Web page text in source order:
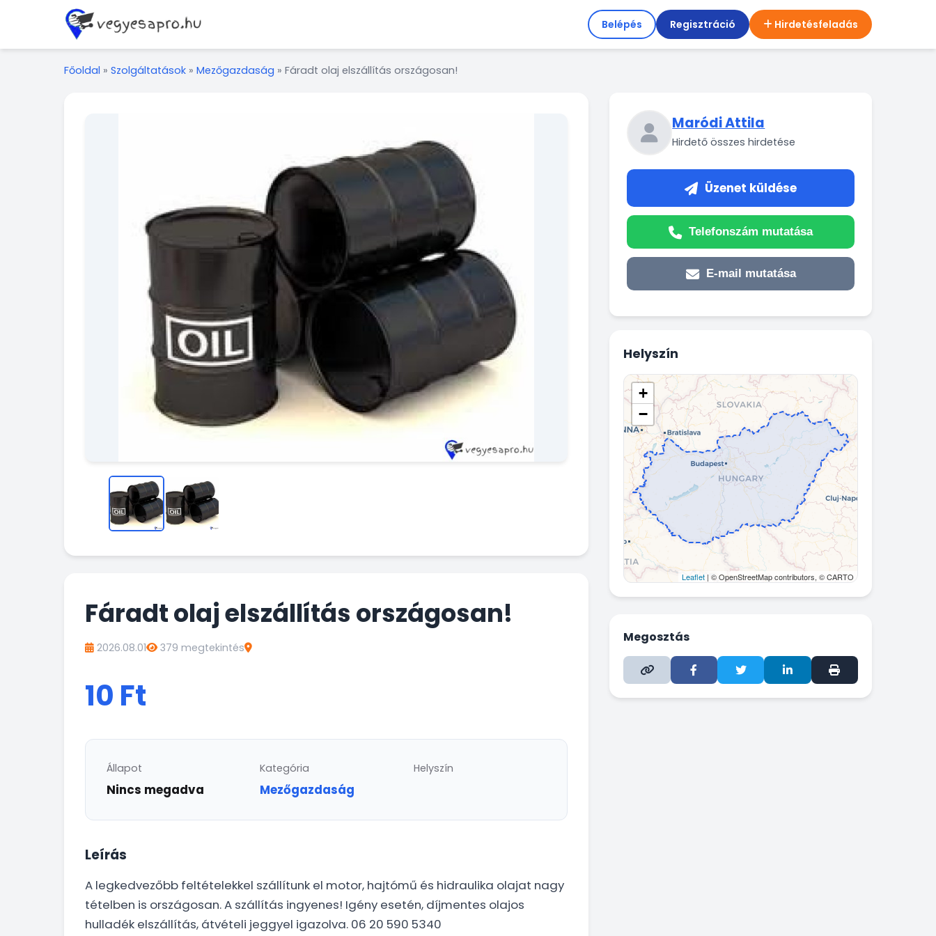
Belépés Regisztráció Hirdetésfeladás
Főoldal » Szolgáltatások » Mezőgazdaság » Fáradt olaj elszállítás országosan!
Fáradt olaj elszállítás országosan!
2026.08.01 379 megtekintés
10 Ft
Állapot
Nincs megadva
Kategória
Mezőgazdaság
Helyszín
Leírás
A legkedvezőbb feltételekkel szállítunk el motor, hajtómű és hidraulika olajat nagy
tételben is országosan. A szállítás ingyenes! Igény esetén, díjmentes olajos
hulladék elszállítás, átvételi jeggyel igazolva. 06 20 590 5340
Maródi Attila
Hirdető összes hirdetése
Üzenet küldése
Telefonszám mutatása
E-mail mutatása
Helyszín
+
−
Leaflet| © OpenStreetMap contributors, © CARTO
Megosztás